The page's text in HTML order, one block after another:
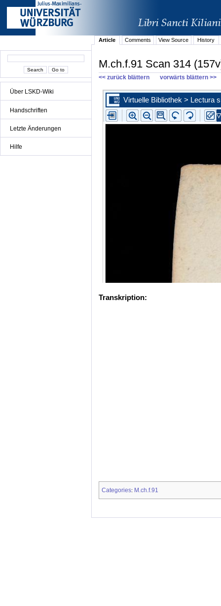
Über LSKD-Wiki
Handschriften
Letzte Änderungen
Hilfe
Article Comments View Source History
M.ch.f.91 Scan 314
<< zurück blättern vorwärts blättern >>
Transkription:
Categories: M.ch.f.91